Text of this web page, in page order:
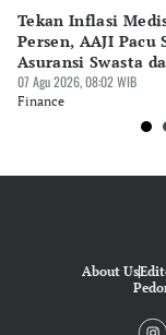
Tekan Inflasi
Persen, AAJI Pacu
Asuransi Swasta
Kesehatan
07 Agu 2026, 08:02 WIB
Finance
About Us